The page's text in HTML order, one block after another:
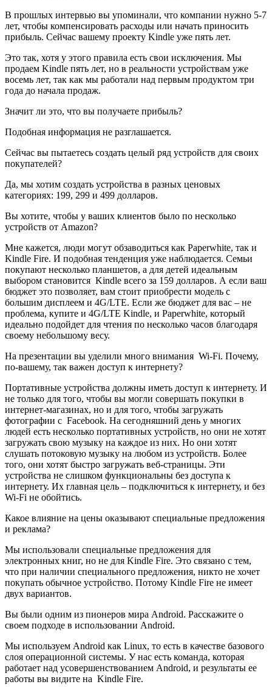
В прошлых интервью вы упоминали, что компании нужно 5-7
лет, чтобы компенсировать расходы или начать приносить
прибыль. Сейчас вашему проекту Kindle уже пять лет.
Это так, хотя у этого правила есть свои исключения. Мы
продаем Kindle пять лет, но в реальности устройствам уже
восемь лет, так как мы работали над первым продуктом три
года до начала продаж.
Значит ли это, что вы получаете прибыль?
Подобная информация не разглашается.
Сейчас вы пытаетесь создать целый ряд устройств для своих
покупателей?
Да, мы хотим создать устройства в разных ценовых
категориях: 199, 299 и 499 долларов.
Вы хотите, чтобы у ваших клиентов было по несколько
устройств от Amazon?
Мне кажется, люди могут обзаводиться как Paperwhite, так и
Kindle Fire. И подобная тенденция уже наблюдается. Семьи
покупают несколько планшетов, а для детей идеальным
выбором становится Kindle всего за 159 долларов. А если ваш
бюджет это позволяет, вам стоит приобрести модель с
большим дисплеем и 4G/LTE. Если же бюджет для вас – не
проблема, купите и 4G/LTE Kindle, и Paperwhite, который
идеально подойдет для чтения по несколько часов благодаря
своему небольшому весу.
На презентации вы уделили много внимания Wi-Fi. Почему,
по-вашему, так важен доступ к интернету?
Портативные устройства должны иметь доступ к интернету. И
не только для того, чтобы вы могли совершать покупки в
интернет-магазинах, но и для того, чтобы загружать
фотографии с Facebook. На сегодняшний день у многих
людей есть несколько портативных устройств, но они не хотят
загружать свою музыку на каждое из них. Но они хотят
слушать потоковую музыку на любом из устройств. Более
того, они хотят быстро загружать веб-страницы. Эти
устройства не слишком функциональны без доступа к
интернету. Их главная цель – подключиться к интернету, и без
Wi-Fi не обойтись.
Какое влияние на цены оказывают специальные предложения
и реклама?
Мы использовали специальные предложения для
электронных книг, но не для Kindle Fire. Это связано с тем,
что при наличии специального предложения, никто не хочет
покупать обычное устройство. Потому Kindle Fire не имеет
двух вариантов.
Вы были одним из пионеров мира Android. Расскажите о
своем подходе в использовании Android.
Мы используем Android как Linux, то есть в качестве базового
слоя операционной системы. У нас есть команда, которая
работает над усовершенствованием Android, и результаты ее
работы вы видите на Kindle Fire.